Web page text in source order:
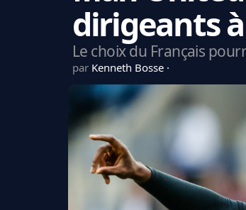
dirigeants
Le choix du Français
par Kenneth Bosse